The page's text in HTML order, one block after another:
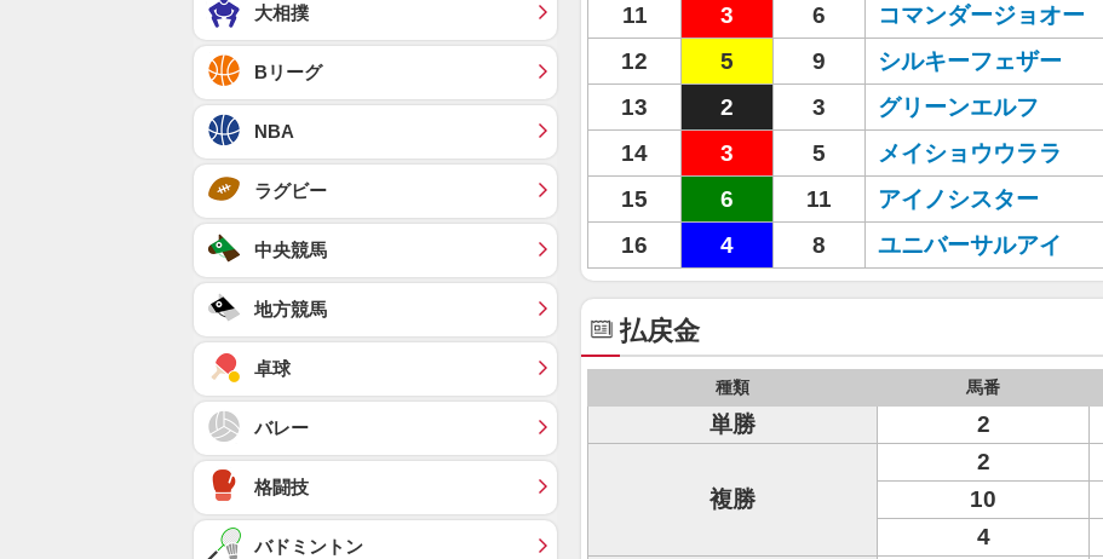
11
3 6 コマンダージョオー
12
5 9 シルキーフェザー
13
2 3 グリーンエルフ
14
3 5 メイショウウララ
15
6 11 アイノシスター
16
4 8 ユニバーサルアイ
払戻金
種類 馬番
単勝 2
複勝
2
10
4
大相撲
Bリーグ
NBA
ラグビー
中央競馬
地方競馬
卓球
バレー
格闘技
バドミントン